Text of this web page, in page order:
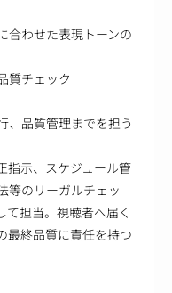
合わせた表現トーンの
質チェック
、品質管理までを担う
指示、スケジュール管
等のリーガルチェッ
て担当。視聴者へ届く
最終品質に責任を持つ